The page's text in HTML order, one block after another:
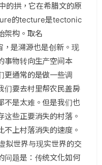
的拱，它在希腊文的原
的tecture是tectonic
架构。取名
是溯源也是创新。现
事物转向生产空间本
更通常的是做一些调
们要去村里帮农民盖房
不是太难。但是我们也
些正要消失的村落。
上村落消失的速度。
拟世界与现实世界的交
问题是：传统文化如何